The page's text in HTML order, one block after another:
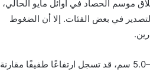
موسم الحصاد في أوائل مايو الحالي،
في بعض الفئات. إلا أن الضغوط
وأكدت بيانات السوق أن أسعار الثوم ذات الأحجام الكبيرة، خاصة فئة 4.5–5.0 سم، قد تسجل ارتفاعًا طفيفًا مقارنة